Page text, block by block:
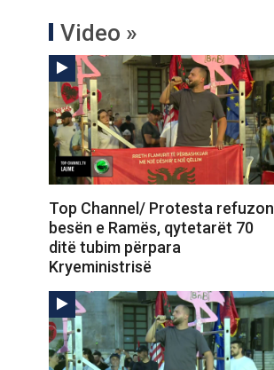
Video »
Top Channel/ Protesta refuzon
besën e Ramës, qytetarët 70
ditë tubim përpara
Kryeministrisë